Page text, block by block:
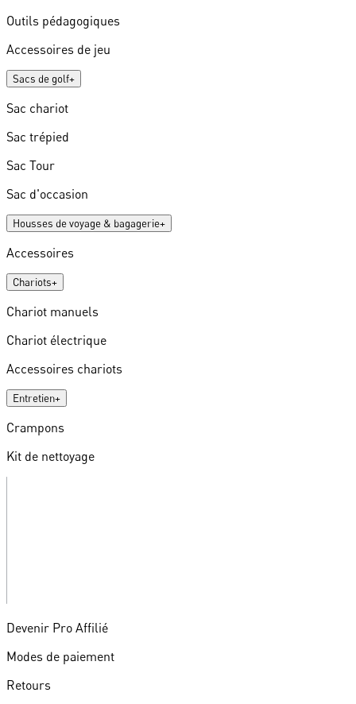
Outils pédagogiques
Accessoires de jeu
Sacs de golf+
Sac chariot
Sac trépied
Sac Tour
Sac d'occasion
Housses de voyage & bagagerie+
Accessoires
Chariots+
Chariot manuels
Chariot électrique
Accessoires chariots
Entretien+
Crampons
Kit de nettoyage
Devenir Pro Affilié
Modes de paiement
Retours